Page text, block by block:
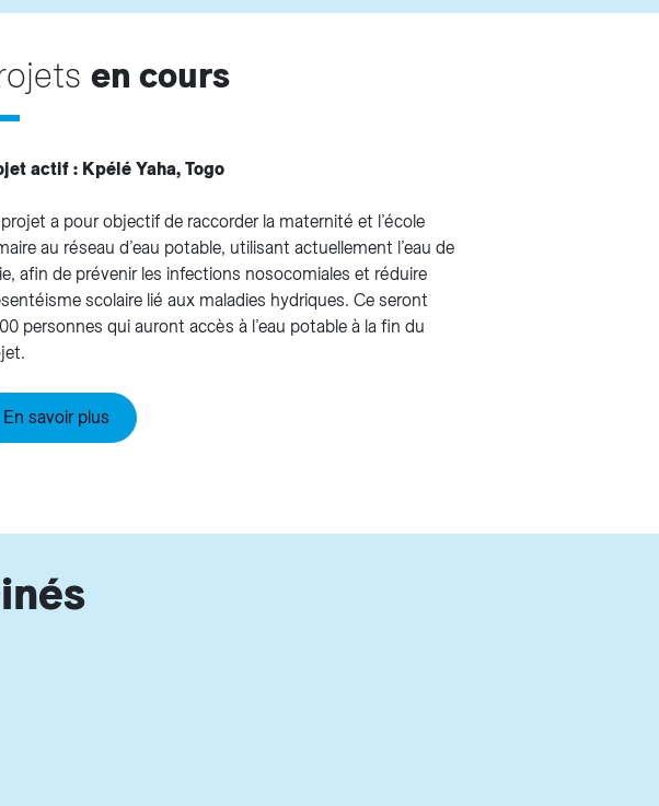
en cours
actif : Kpélé Yaha, Togo
a pour objectif de raccorder la maternité et l’école
au réseau d’eau potable, utilisant actuellement l’eau de
afin de prévenir les infections nosocomiales et réduire
scolaire lié aux maladies hydriques. Ce seront
personnes qui auront accès à l’eau potable à la fin du
En savoir plus